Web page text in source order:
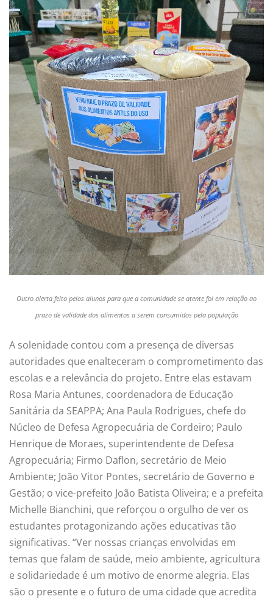
Outro alerta feito pelos alunos para que a comunidade se atente foi em relação ao
prazo de validade dos alimentos a serem consumidos pela população
A solenidade contou com a presença de diversas
autoridades que enalteceram o comprometimento das
escolas e a relevância do projeto. Entre elas estavam
Rosa Maria Antunes, coordenadora de Educação
Sanitária da SEAPPA; Ana Paula Rodrigues, chefe do
Núcleo de Defesa Agropecuária de Cordeiro; Paulo
Henrique de Moraes, superintendente de Defesa
Agropecuária; Firmo Daflon, secretário de Meio
Ambiente; João Vitor Pontes, secretário de Governo e
Gestão; o vice-prefeito João Batista Oliveira; e a prefeita
Michelle Bianchini, que reforçou o orgulho de ver os
estudantes protagonizando ações educativas tão
significativas. “Ver nossas crianças envolvidas em
temas que falam de saúde, meio ambiente, agricultura
e solidariedade é um motivo de enorme alegria. Elas
são o presente e o futuro de uma cidade que acredita